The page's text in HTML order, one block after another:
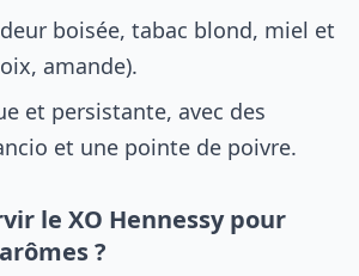
boisée, tabac blond, miel et
amande).
et persistante, avec des
et une pointe de poivre.
le XO Hennessy pour
?